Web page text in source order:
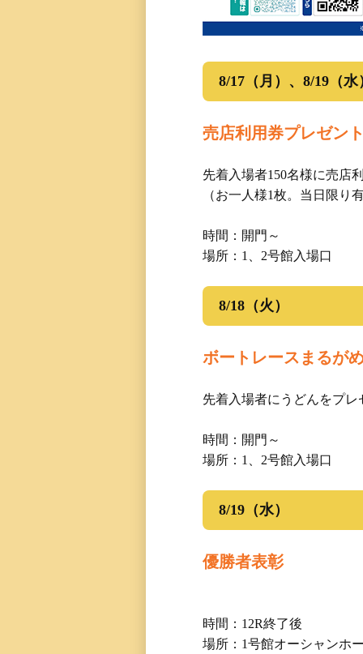
8/17（月）、8/19（水
売店利用券プレゼン
先着入場者150名様に売店
（お一人様1枚。当日限り
時間：開門～
場所：1、2号館入場口
8/18（火）
ボートレースまるが
先着入場者にうどんをプ
時間：開門～
場所：1、2号館入場口
8/19（水）
優勝者表彰
時間：12R終了後
場所：1号館オーシャンホ